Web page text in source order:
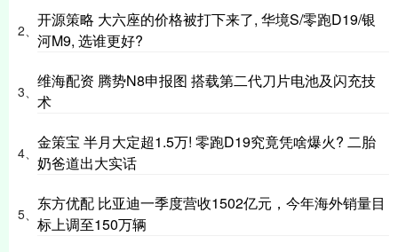
2、
开源策略 大六座的价格被打下来了, 华境S/零跑D19/银
河M9, 选谁更好?
3、
维海配资 腾势N8申报图 搭载第二代刀片电池及闪充技
术
4、
金策宝 半月大定超1.5万! 零跑D19究竟凭啥爆火? 二胎
奶爸道出大实话
5、
东方优配 比亚迪一季度营收1502亿元，今年海外销量目
标上调至150万辆